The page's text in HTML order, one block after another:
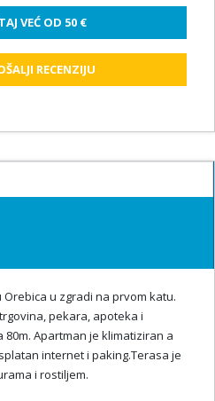
VEĆ OD 50 €
RECENZIJU
u zgradi na prvom katu.
pekara, apoteka i
Apartman je klimatiziran a
internet i paking.Terasa je
i rostiljem.